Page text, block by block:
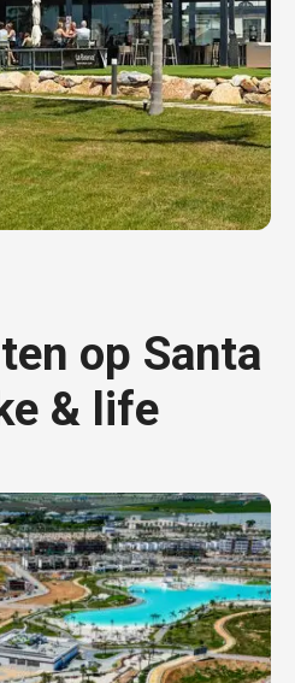
op Santa
& life